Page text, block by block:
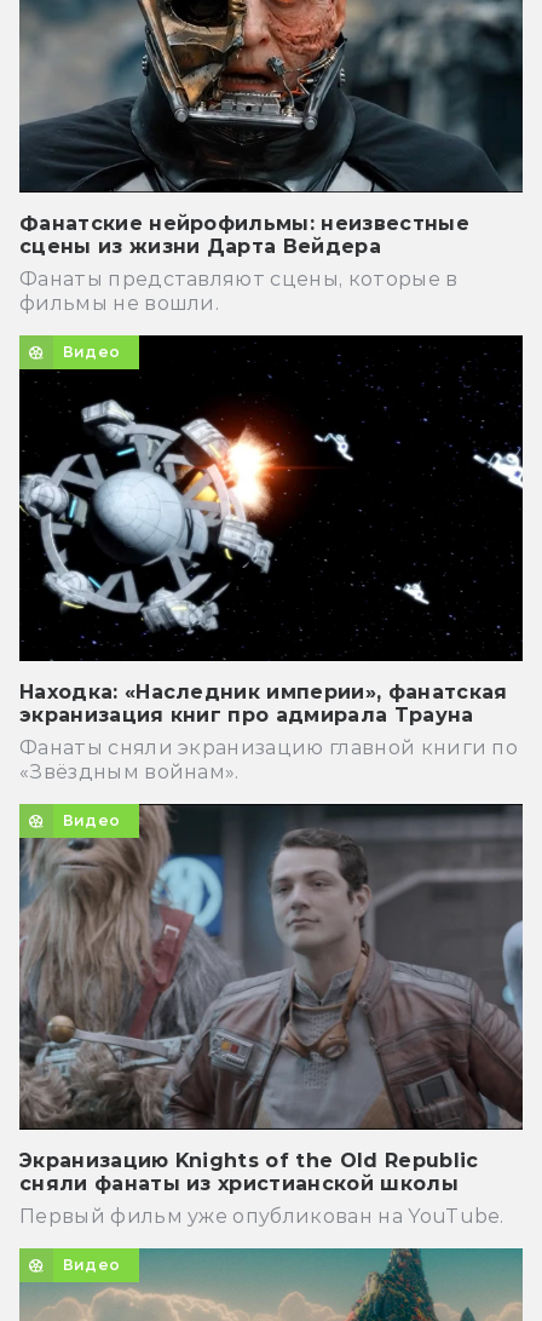
Фанатские нейрофильмы: неизвестные
сцены из жизни Дарта Вейдера
Фанаты представляют сцены, которые в
фильмы не вошли.
Видео
Находка: «Наследник империи», фанатская
экранизация книг про адмирала Трауна
Фанаты сняли экранизацию главной книги по
«Звёздным войнам».
Видео
Экранизацию Knights of the Old Republic
сняли фанаты из христианской школы
Первый фильм уже опубликован на YouTube.
Видео